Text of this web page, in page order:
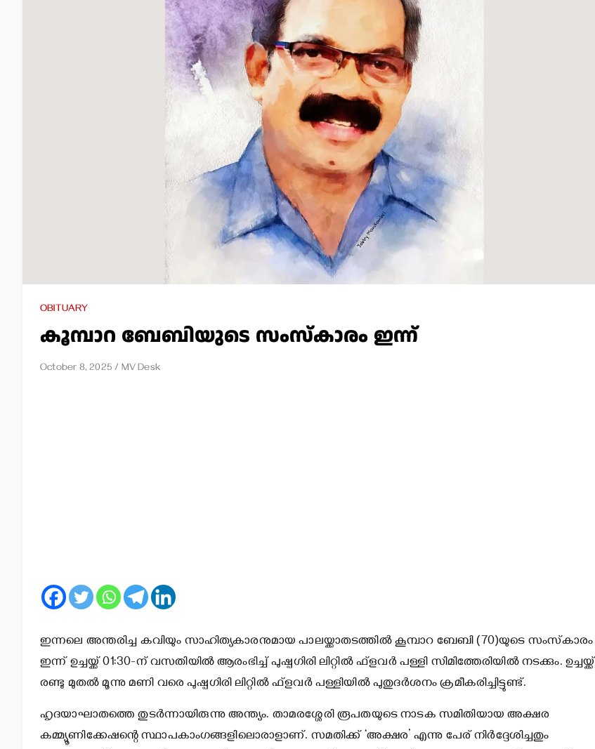
OBITUARY
കൂമ്പാറ ബേബിയുടെ സംസ്‌കാരം ഇന്ന്
October 8, 2025 MV Desk
ഇന്നലെ അന്തരിച്ച കവിയും സാഹിത്യകാരനുമായ പാലയ്ക്കാതടത്തില്‍ കൂമ്പാറ ബേബി (70)യുടെ സംസ്‌കാരം
ഇന്ന് ഉച്ചയ്ക്ക് 01:30-ന് വസതിയില്‍ ആരംഭിച്ച് പുഷ്പഗിരി ലിറ്റില്‍ ഫ്‌ളവര്‍ പള്ളി സിമിത്തേരിയില്‍ നടക്കും. ഉച്ചയ്ക്ക്
രണ്ടു മുതല്‍ മൂന്നു മണി വരെ പുഷ്പഗിരി ലിറ്റില്‍ ഫ്‌ളവര്‍ പള്ളിയില്‍ പുതുദര്‍ശനം ക്രമീകരിച്ചിട്ടുണ്ട്.
ഹൃദയാഘാതത്തെ തുടര്‍ന്നായിരുന്നു അന്ത്യം. താമരശ്ശേരി രൂപതയുടെ നാടക സമിതിയായ അക്ഷര
കമ്മ്യൂണിക്കേഷന്റെ സ്ഥാപകാംഗങ്ങളിലൊരാളാണ്. സമതിക്ക് ‘അക്ഷര’ എന്നു പേര് നിര്‍ദ്ദേശിച്ചതും